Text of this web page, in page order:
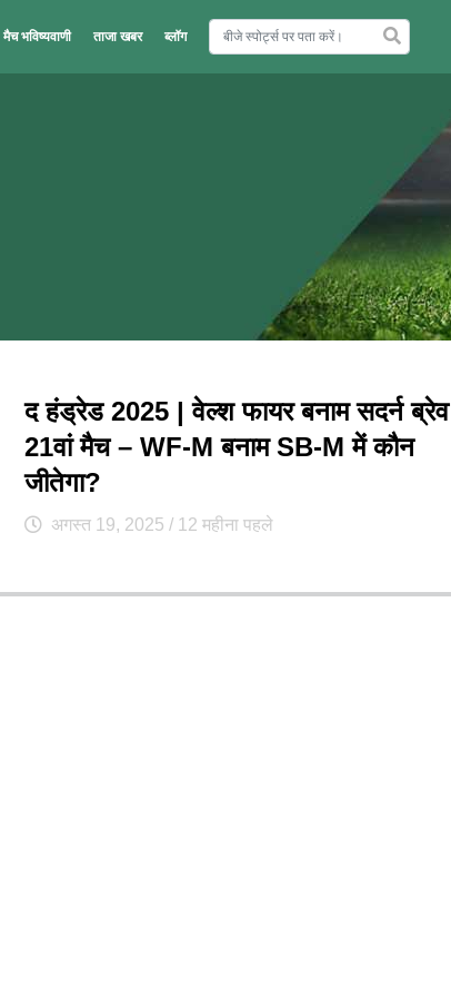
मैच भविष्यवाणी ताजा खबर ब्लॉग
द हंड्रेड 2025 | वेल्श फायर बनाम सदर्न ब्रेव
21वां मैच – WF-M बनाम SB-M में कौन
जीतेगा?
अगस्त 19, 2025 / 12 महीना पहले